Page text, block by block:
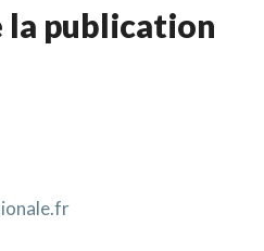
la publication